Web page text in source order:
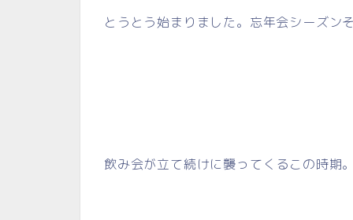
とうとう始まりました。忘年会シーズンそ
飲み会が立て続けに襲ってくるこの時期。